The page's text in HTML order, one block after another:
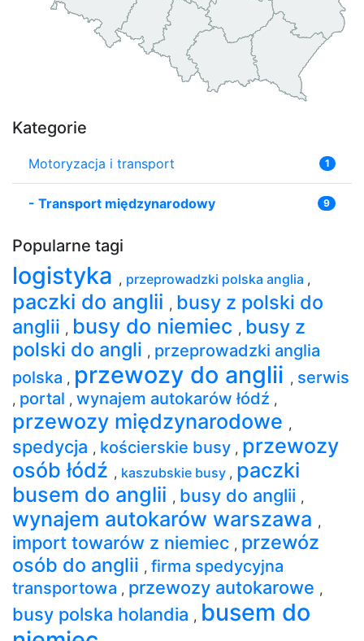
Kategorie
Motoryzacja i transport 1
- Transport międzynarodowy 9
Popularne tagi
logistyka , przeprowadzki polska anglia ,
paczki do anglii , busy z polski do
anglii , busy do niemiec , busy z
polski do angli , przeprowadzki anglia
polska , przewozy do anglii , serwis
, portal , wynajem autokarów łódź ,
przewozy międzynarodowe ,
spedycja , kościerskie busy , przewozy
osób łódź , kaszubskie busy , paczki
busem do anglii , busy do anglii ,
wynajem autokarów warszawa ,
import towarów z niemiec , przewóz
osób do anglii , firma spedycyjna
transportowa , przewozy autokarowe ,
busy polska holandia , busem do